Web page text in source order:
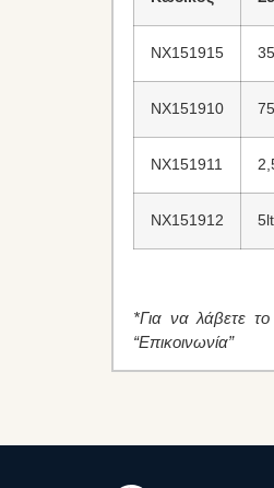
NX151915
NX151910
NX151911
NX151912
*Για να λάβετε
“Επικοινωνία”